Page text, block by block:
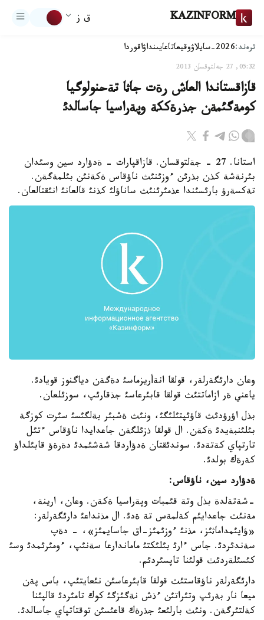
KAZINFORM ق ز
ترەند:2026-سايلاۋ وقيعاتاعايىنداۋاقوردا
05:32, 27 جەلتوقسان 2013
قازاقستاندا العاش رةت جاثا تةحنولوگيا
كومةگئمةن جذرةككة وپةراسيا جاسالدئ
استانا. 27 - جةلتوقسان. قازاقپارات - ةدؤارد سين وسئدان
بئرنةشة كذن بذرئن ءوزئنئث ناؤقاس ةكةنئن بئلمةگةن.
تةكسةرؤ بارئسئندا عذمئرئنئث ساناؤلئ كذنئ قالعانئ انئقتالعان.
وعان دارئگةرلةر، قولقا انةأريزماسئ دةگةن دياگنوز قويادئ.
ياعني ةر ازاماتتئث قولقا قابئرعاسئ جذقارئپ، سوزئلعان.
بذل اؤرؤدئث قاؤئپتئلئگئ، ونئث ةشبئر بةلگئسئ سئرت كوزگة
بئلئنبةيدئ ةكةن. ال قولقا ذزئلگةن جاعدايدا ناؤقاس ءتئل
تارتپاي كةتةدئ. سوندئقتان ةدؤاردقا شةشئمدئ دةرةؤ قابئلداؤ
كةرةك بولدئ.
ةدؤارد سين، ناؤقاس:
-شةتةلدة بذل وتة قئمبات وپةراسيا ةكةن. وعان، ارينة،
مةنئث جاعدايئم كةلمةس تة ةدئ. ال مذنداعئ دارئگةرلةر:
«ؤايئمداماثئز، مذنئ ءوزئمئز-اق جاسايمئز»، - دةپ
سةندئردئ. جاس ءارئ بئلئكتئ ماماندارعا سةنئپ، ءومئرئمدئ وسئ
كئسئلةردئث قولئنا تاپسئردئم.
دارئگةرلةر ناؤقاستئث قولقا قابئرعاسئن نئعايتئپ، باس پةن
ميعا نار بةرئپ وتئراتئن ءذش نةگئزگئ كوك تامئردئ قالپئنا
كةلتئرگةن. ونئث بارلئعئ جذرةك قاعئسئن توقتاتپاي جاسالدئ.